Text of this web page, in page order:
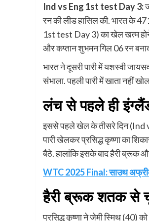
Ind vs Eng 1st test Day 3:
रन की लीड हासिल की. भारत के
1st test Day 3) का खेल खत्म
और कप्तान शुभमन गिल 06 रन
भारत ने दूसरी पारी में यशस्वी
संभाला. पहली पारी में खाता नहीं
लंच से पहले ही
इससे पहले खेल के तीसरे दिन (Ind
पारी खेलकर प्रसिद्ध कृष्णा का
बैठे. हालांकि इसके बाद हैरी ब्रूक
WTC 2025 Final: साउथ
हैरी ब्रूक शतक से
प्रसिद्ध कृष्णा ने जेमी स्मिथ (40)